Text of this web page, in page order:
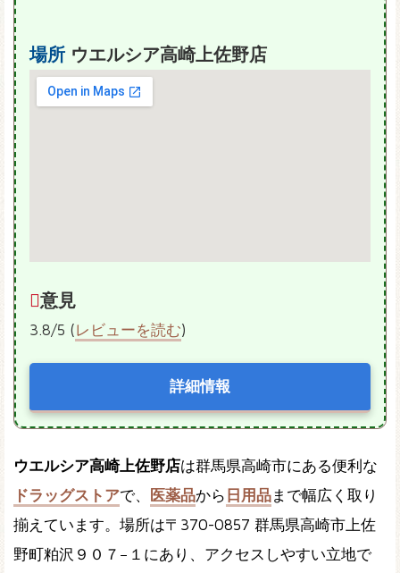
場所 ウエルシア高崎上佐野店
意見
3.8/5 (レビューを読む)
詳細情報
ウエルシア高崎上佐野店は群馬県高崎市にある便利な
ドラッグストアで、 医薬品から 日用品まで幅広く取り
揃えています。場所は〒370-0857 群馬県高崎市上佐
野町粕沢９０７−１にあり、アクセスしやすい立地で